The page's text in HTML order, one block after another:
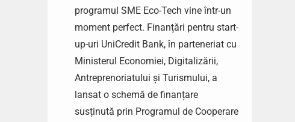
programul SME Eco-Tech vine într-un
moment perfect. Finanțări pentru start-
up-uri UniCredit Bank, în parteneriat cu
Ministerul Economiei, Digitalizării,
Antreprenoriatului și Turismului, a
lansat o schemă de finanțare
susținută prin Programul de Cooperare